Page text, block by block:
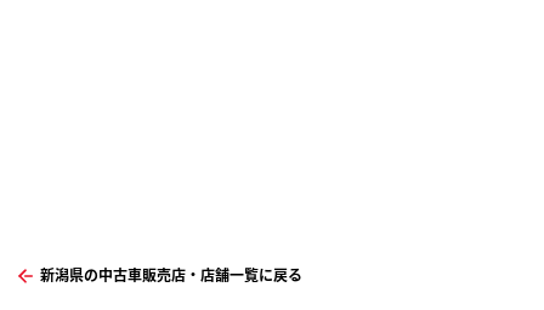
新潟県の中古車販売店・店舗一覧に戻る